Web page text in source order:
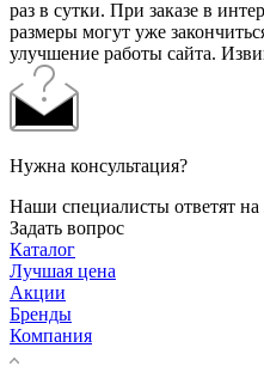
раз в сутки. При заказе в
размеры могут уже
улучшение работы сайта.
Нужна консультация?
Наши специалисты ответят
Задать вопрос
Каталог
Лучшая цена
Акции
Бренды
Компания